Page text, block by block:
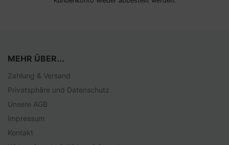
MEHR ÜBER...
Zahlung & Versand
Privatsphäre und Datenschutz
Unsere AGB
Impressum
Kontakt